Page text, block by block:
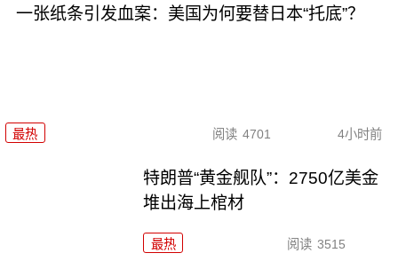
一张纸条引发血案：美国为何要替日本“托底”？
最热 阅读 4701 4小时前
特朗普“黄金舰队”：2750亿美金
堆出海上棺材
最热 阅读 3515